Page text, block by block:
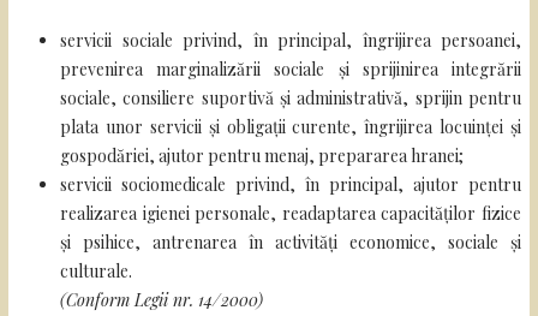
servicii sociale privind, în principal, îngrijirea persoanei,
prevenirea marginalizării sociale și sprijinirea integrării
sociale, consiliere suportivă și administrativă, sprijin pentru
plata unor servicii și obligații curente, îngrijirea locuinței și
gospodăriei, ajutor pentru menaj, prepararea hranei;
servicii sociomedicale privind, în principal, ajutor pentru
realizarea igienei personale, readaptarea capacităților fizice
și psihice, antrenarea în activități economice, sociale și
culturale.
(Conform Legii nr. 14/2000)